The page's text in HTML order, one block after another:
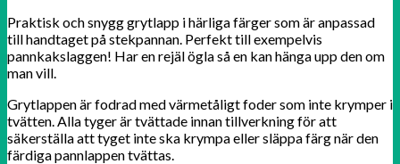
Praktisk och snygg grytlapp i härliga färger som är anpassad
till handtaget på stekpannan. Perfekt till exempelvis
pannkakslaggen! Har en rejäl ögla så en kan hänga upp den om
man vill.
Grytlappen är fodrad med värmetåligt foder som inte krymper i
tvätten. Alla tyger är tvättade innan tillverkning för att
säkerställa att tyget inte ska krympa eller släppa färg när den
färdiga pannlappen tvättas.